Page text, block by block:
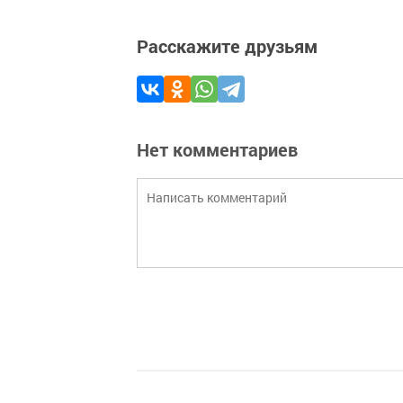
Расскажите друзьям
Нет комментариев